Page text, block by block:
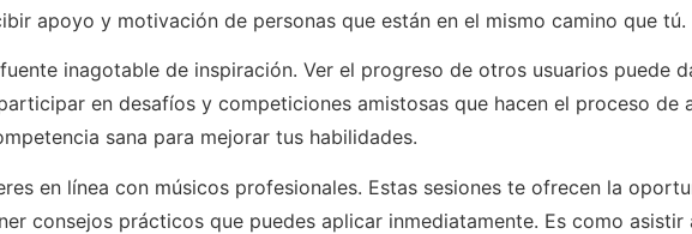
apoyo y motivación de personas que están en el mismo camino que tú.
inagotable de inspiración. Ver el progreso de otros usuarios puede
en desafíos y competiciones amistosas que hacen el proceso de
sana para mejorar tus habilidades.
en línea con músicos profesionales. Estas sesiones te ofrecen la
consejos prácticos que puedes aplicar inmediatamente. Es como asistir